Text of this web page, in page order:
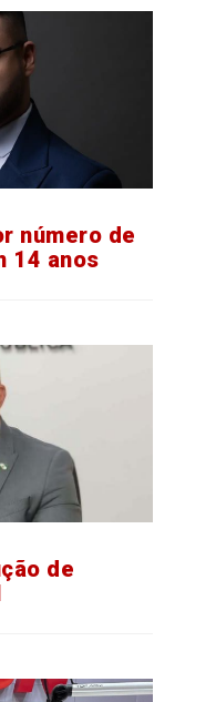
número de
14 anos
de